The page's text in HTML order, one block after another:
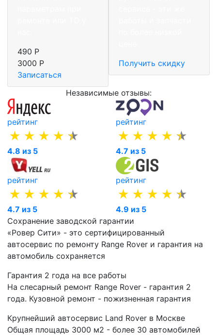
490 Р
3000 Р
Записаться
Получить скидку
Независимые отзывы:
рейтинг
4.8 из 5
рейтинг
4.7 из 5
рейтинг
4.7 из 5
рейтинг
4.9 из 5
Сохранение заводской гарантии
«Ровер Сити» - это сертифицированный
автосервис по ремонту Range Rover и гарантия на
автомобиль сохраняется
Гарантия 2 года на все работы
На слесарный ремонт Range Rover - гарантия 2
года. Кузовной ремонт - пожизненная гарантия
Крупнейший автосервис Land Rover в Москве
Общая площадь 3000 м2 - более 30 автомобилей